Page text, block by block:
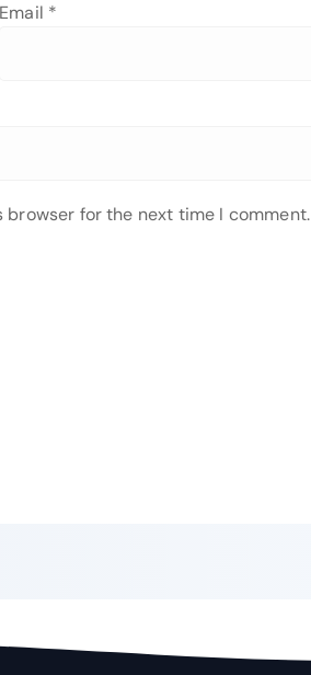
Email *
browser for the next time I comment.